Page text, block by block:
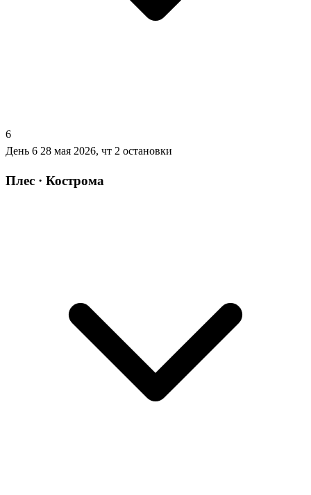
6
День 6 28 мая 2026, чт 2 остановки
Плес · Кострома